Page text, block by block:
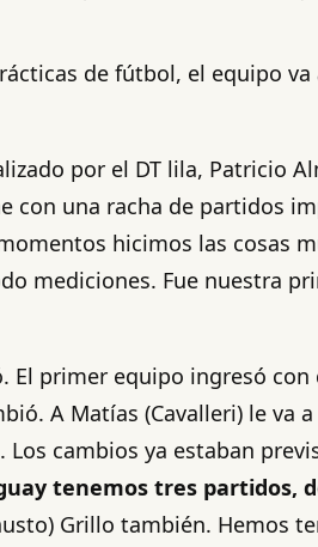
de fútbol, el equipo
por el DT lila, Patricio
una racha de partidos
hicimos las cosas
mediciones. Fue nuestra
primer equipo ingresó
A Matías (Cavalleri) le
cambios ya estaban
tenemos tres partidos,
Grillo también. Hemos